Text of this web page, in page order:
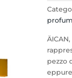
100ml
quantità
pezzo